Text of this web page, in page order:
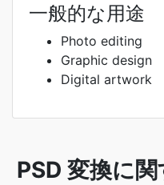
一般的な用途
Photo editing
Graphic design
Digital artwork
PSD 変換に